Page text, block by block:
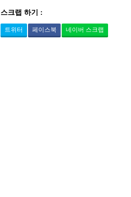
스크랩 하기 :
트위터 페이스북 네이버 스크랩